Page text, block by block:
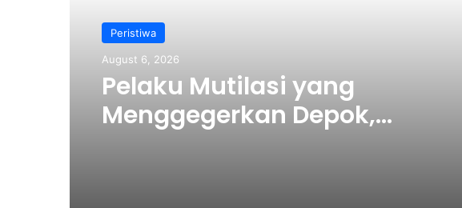
Peristiwa
August 6, 2026
Pelaku Mutilasi yang
Menggegerkan Depok,